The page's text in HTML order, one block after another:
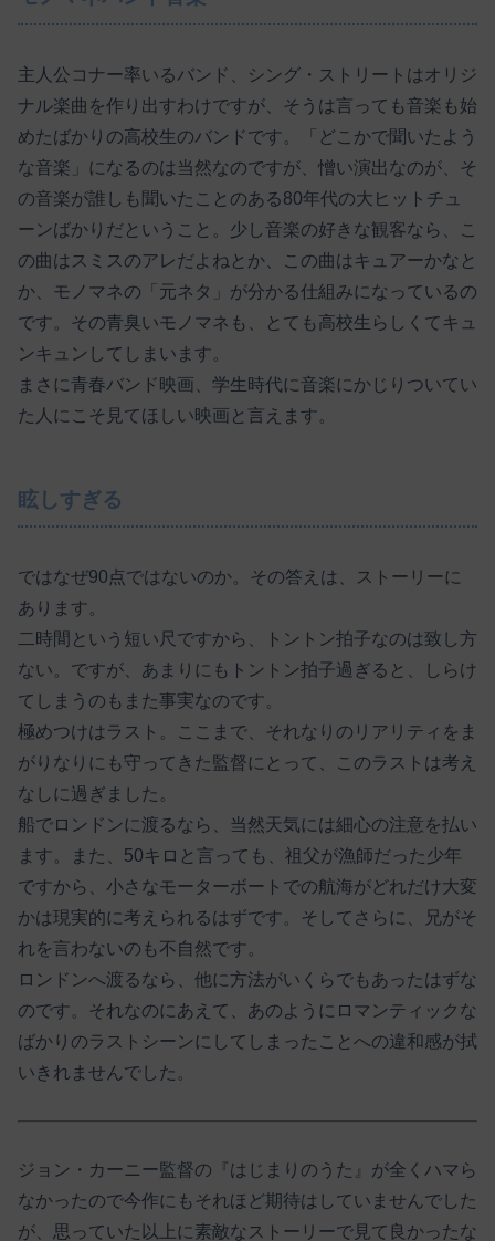
主人公コナー率いるバンド、シング・ストリートはオリジ
ナル楽曲を作り出すわけですが、そうは言っても音楽も始
めたばかりの高校生のバンドです。「どこかで聞いたよう
な音楽」になるのは当然なのですが、憎い演出なのが、そ
の音楽が誰しも聞いたことのある80年代の大ヒットチュ
ーンばかりだということ。少し音楽の好きな観客なら、こ
の曲はスミスのアレだよねとか、この曲はキュアーかなと
か、モノマネの「元ネタ」が分かる仕組みになっているの
です。その青臭いモノマネも、とても高校生らしくてキュ
ンキュンしてしまいます。
まさに青春バンド映画、学生時代に音楽にかじりついてい
た人にこそ見てほしい映画と言えます。
眩しすぎる
ではなぜ90点ではないのか。その答えは、ストーリーに
あります。
二時間という短い尺ですから、トントン拍子なのは致し方
ない。ですが、あまりにもトントン拍子過ぎると、しらけ
てしまうのもまた事実なのです。
極めつけはラスト。ここまで、それなりのリアリティをま
がりなりにも守ってきた監督にとって、このラストは考え
なしに過ぎました。
船でロンドンに渡るなら、当然天気には細心の注意を払い
ます。また、50キロと言っても、祖父が漁師だった少年
ですから、小さなモーターボートでの航海がどれだけ大変
かは現実的に考えられるはずです。そしてさらに、兄がそ
れを言わないのも不自然です。
ロンドンへ渡るなら、他に方法がいくらでもあったはずな
のです。それなのにあえて、あのようにロマンティックな
ばかりのラストシーンにしてしまったことへの違和感が拭
いきれませんでした。
ジョン・カーニー監督の『はじまりのうた』が全くハマら
なかったので今作にもそれほど期待はしていませんでした
が、思っていた以上に素敵なストーリーで見て良かったな